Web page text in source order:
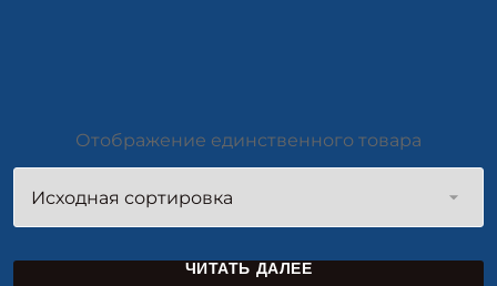
Отображение единственного товара
ЧИТАТЬ ДАЛЕЕ